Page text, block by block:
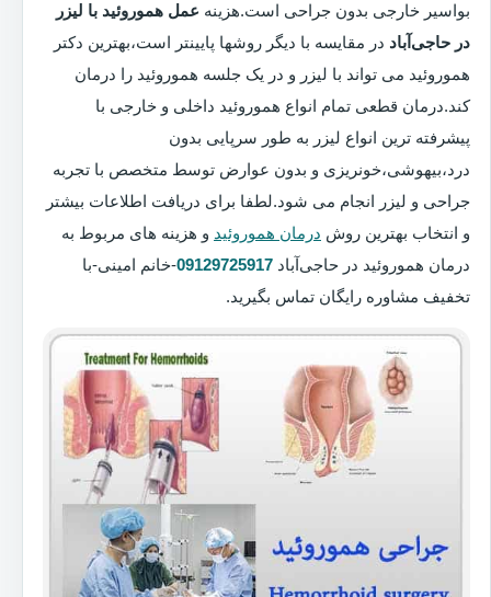
بواسیر خارجی بدون جراحی است.هزینه عمل هموروئید با لیزر
در حاجی‌آباد در مقایسه با دیگر روشها پایینتر است،بهترین دکتر
هموروئید می تواند با لیزر و در یک جلسه هموروئید را درمان
کند.درمان قطعی تمام انواع هموروئید داخلی و خارجی با
پیشرفته ترین انواع لیزر به طور سرپایی بدون
درد،بیهوشی،خونریزی و بدون عوارض توسط متخصص با تجربه
جراحی و لیزر انجام می شود.لطفا برای دریافت اطلاعات بیشتر
و انتخاب بهترین روش درمان هموروئید و هزینه های مربوط به
درمان هموروئید در حاجی‌آباد 09129725917-خانم امینی-با
تخفیف مشاوره رایگان تماس بگیرید.